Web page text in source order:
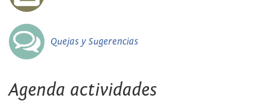
Quejas y Sugerencias
Agenda actividades